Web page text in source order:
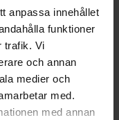
anpassa innehållet
funktioner
trafik. Vi
och annan
medier och
med.
med annan
– MED
utveckla
unikt flexibla
nytta och ett